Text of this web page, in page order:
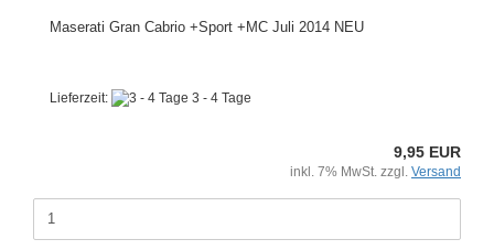
Maserati Gran Cabrio +Sport +MC Juli 2014 NEU
Lieferzeit: 3 - 4 Tage
9,95 EUR
inkl. 7% MwSt. zzgl. Versand